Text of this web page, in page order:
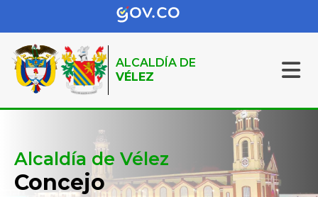
ALCALDÍA DE
VÉLEZ
Alcaldía de Vélez
Concejo